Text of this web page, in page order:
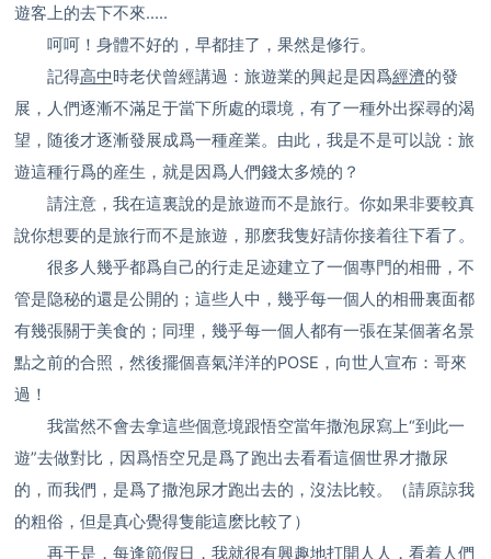
遊客上的去下不來.....
呵呵！身體不好的，早都挂了，果然是修行。
記得高中時老伏曾經講過：旅遊業的興起是因爲經濟的發
展，人們逐漸不滿足于當下所處的環境，有了一種外出探尋的渴
望，随後才逐漸發展成爲一種産業。由此，我是不是可以說：旅
遊這種行爲的産生，就是因爲人們錢太多燒的？
請注意，我在這裏說的是旅遊而不是旅行。你如果非要較真
說你想要的是旅行而不是旅遊，那麽我隻好請你接着往下看了。
很多人幾乎都爲自己的行走足迹建立了一個專門的相冊，不
管是隐秘的還是公開的；這些人中，幾乎每一個人的相冊裏面都
有幾張關于美食的；同理，幾乎每一個人都有一張在某個著名景
點之前的合照，然後擺個喜氣洋洋的POSE，向世人宣布：哥來
過！
我當然不會去拿這些個意境跟悟空當年撒泡尿寫上“到此一
遊”去做對比，因爲悟空兄是爲了跑出去看看這個世界才撒尿
的，而我們，是爲了撒泡尿才跑出去的，沒法比較。（請原諒我
的粗俗，但是真心覺得隻能這麽比較了）
再于是，每逢節假日，我就很有興趣地打開人人，看着人們